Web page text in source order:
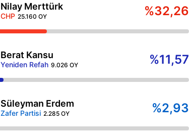
Nilay Merttürk
CHP 25.160 OY %32,26
Berat Kansu
Yeniden Refah 9.026 OY %11,57
Süleyman Erdem
Zafer Partisi 2.285 OY %2,93